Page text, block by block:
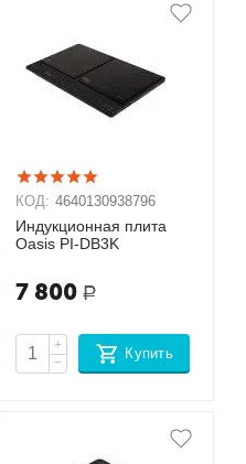
КОД: 4640130938796
Индукционная плита
Oasis РI-DB3K
7 800 Р
+
−
Купить